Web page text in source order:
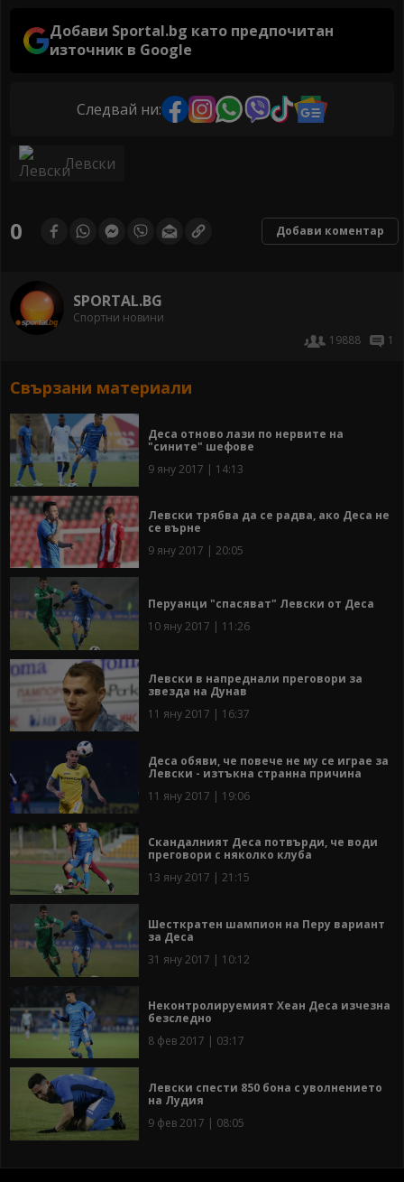
Добави Sportal.bg като предпочитан
източник в Google
Следвай ни:
Левски
0 Добави коментар
SPORTAL.BG
Спортни новини
19888
1
Свързани материали
Деса отново лази по нервите на
"сините" шефове
9 яну 2017 | 14:13
Левски трябва да се радва, ако Деса не
се върне
9 яну 2017 | 20:05
Перуанци "спасяват" Левски от Деса
10 яну 2017 | 11:26
Левски в напреднали преговори за
звезда на Дунав
11 яну 2017 | 16:37
Деса обяви, че повече не му се играе за
Левски - изтъкна странна причина
11 яну 2017 | 19:06
Скандалният Деса потвърди, че води
преговори с няколко клуба
13 яну 2017 | 21:15
Шесткратен шампион на Перу вариант
за Деса
31 яну 2017 | 10:12
Неконтролируемият Хеан Деса изчезна
безследно
8 фев 2017 | 03:17
Левски спести 850 бона с уволнението
на Лудия
9 фев 2017 | 08:05